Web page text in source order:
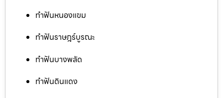
ทำฟันหนองแขม
ทำฟันราษฎร์บูรณะ
ทำฟันบางพลัด
ทำฟันดินแดง